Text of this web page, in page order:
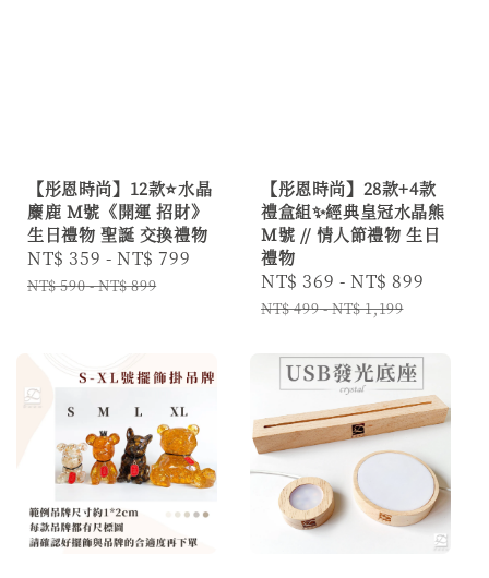
【彤恩時尚】12款⭐水晶
麋鹿 M號《開運 招財》
生日禮物 聖誕 交換禮物
Sale
price
NT$ 359 -NT$ 799
Regular
NT$ 590-NT$ 899
【彤恩時尚】28款+4款
禮盒組✨經典皇冠水晶熊
M號 // 情人節禮物 生日
禮物
Sale
price
NT$ 369 -NT$ 899
NT$ 499-NT$ 1,199